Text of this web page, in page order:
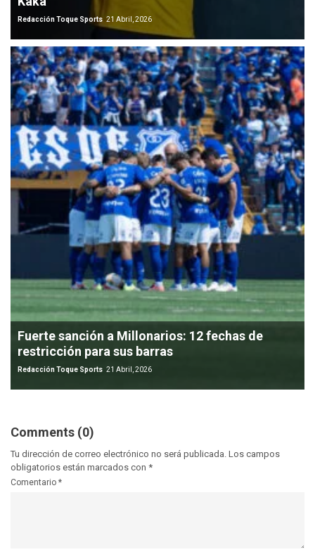
Redacción Toque Sports 21 Abril, 2026
Fuerte sanción a Millonarios: 12 fechas de
restricción para sus barras
Redacción Toque Sports 21 Abril, 2026
Comments (0)
Tu dirección de correo electrónico no será publicada. Los campos
obligatorios están marcados con *
Comentario *